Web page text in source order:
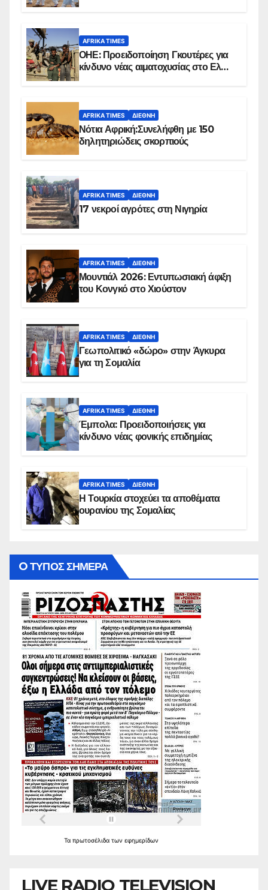
AFRIKA TIMES
ΟΗΕ: Προειδοποίηση Γκουτέρες για
κίνδυνο νέας αιματοχυσίας στο Ελ
AFRIKA TIMES ΔΙΕΘΝΉ
Νότια Αφρική:Συνελήφθη με 150
δηλητηριώδεις σκορπιούς
AFRIKA TIMES ΔΙΕΘΝΉ
17 νεκροί αγρότες στη Νιγηρία
AFRIKA TIMES ΔΙΕΘΝΉ
Μουντιάλ 2026: Εντυπωσιακή άφιξη
του Κονγκό στο Χιούστον
AFRIKA TIMES ΔΙΕΘΝΉ
Γεωπολιτικό «δώρο» στην Άγκυρα
για τη Σομαλία
AFRIKA TIMES ΔΙΕΘΝΉ
Έμπολα: Προειδοποιήσεις για
κίνδυνο νέας φονικής επιδημίας
AFRIKA TIMES ΔΙΕΘΝΉ
Η Τουρκία στοχεύει τα αποθέματα
ουρανίου της Σομαλίας
O ΤΥΠΟΣ ΣΗΜΕΡΑ
Τα πρωτοσέλιδα των εφημερίδων
LIVE RADIO TELEVISION